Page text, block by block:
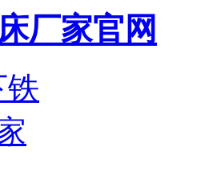
厂家官网